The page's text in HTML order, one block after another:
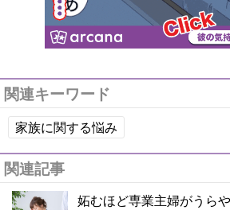
関連キーワード
家族に関する悩み
関連記事
妬むほど専業主婦がうら